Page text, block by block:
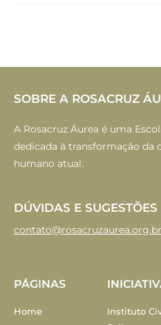
SOBRE A ROSACRUZ
A Rosacruz Áurea é uma
dedicada à transformação da
humano atual.
DÚVIDAS E SUGESTÕES
contato@rosacruzaurea.org.br
PÁGINAS
Home
Instituto